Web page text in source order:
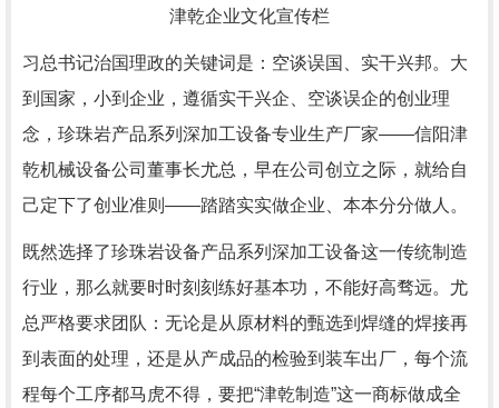
津乾企业文化宣传栏
习总书记治国理政的关键词是：空谈误国、实干兴邦。大
到国家，小到企业，遵循实干兴企、空谈误企的创业理
念，珍珠岩产品系列深加工设备专业生产厂家——信阳津
乾机械设备公司董事长尤总，早在公司创立之际，就给自
己定下了创业准则——踏踏实实做企业、本本分分做人。
既然选择了珍珠岩设备产品系列深加工设备这一传统制造
行业，那么就要时时刻刻练好基本功，不能好高骛远。尤
总严格要求团队：无论是从原材料的甄选到焊缝的焊接再
到表面的处理，还是从产成品的检验到装车出厂，每个流
程每个工序都马虎不得，要把“津乾制造”这一商标做成全